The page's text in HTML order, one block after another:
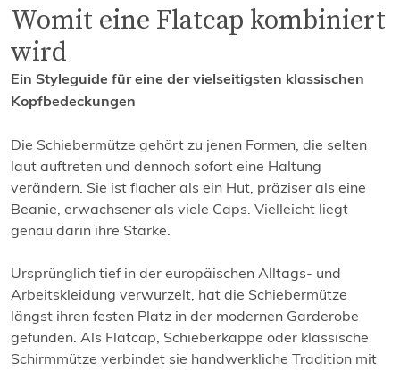
Womit eine Flatcap kombiniert
wird
Ein Styleguide für eine der vielseitigsten klassischen
Kopfbedeckungen
Die Schiebermütze gehört zu jenen Formen, die selten
laut auftreten und dennoch sofort eine Haltung
verändern. Sie ist flacher als ein Hut, präziser als eine
Beanie, erwachsener als viele Caps. Vielleicht liegt
genau darin ihre Stärke.
Ursprünglich tief in der europäischen Alltags- und
Arbeitskleidung verwurzelt, hat die Schiebermütze
längst ihren festen Platz in der modernen Garderobe
gefunden. Als Flatcap, Schieberkappe oder klassische
Schirmmütze verbindet sie handwerkliche Tradition mit